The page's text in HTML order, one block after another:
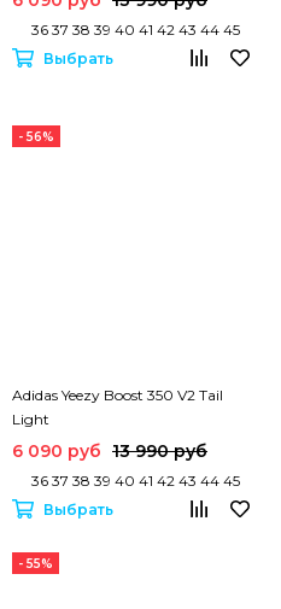
36 37 38 39 40 41 42 43 44 45
Выбрать
- 56%
Adidas Yeezy Boost 350 V2 Tail
Light
6 090 руб 13 990 руб
36 37 38 39 40 41 42 43 44 45
Выбрать
- 55%